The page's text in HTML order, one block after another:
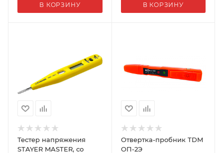
В КОРЗИНУ В КОРЗИНУ
Тестер напряжения
STAYER MASTER, со
Отвертка-пробник TDM
ОП-2Э